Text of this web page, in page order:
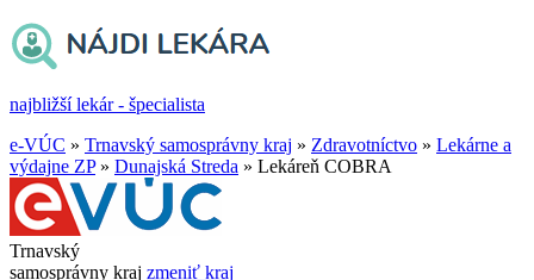
najbližší lekár - špecialista
e-VÚC » Trnavský samosprávny kraj » Zdravotníctvo » Lekárne a
výdajne ZP» Dunajská Streda » Lekáreň COBRA
Trnavský
samosprávny kraj zmeniť kraj